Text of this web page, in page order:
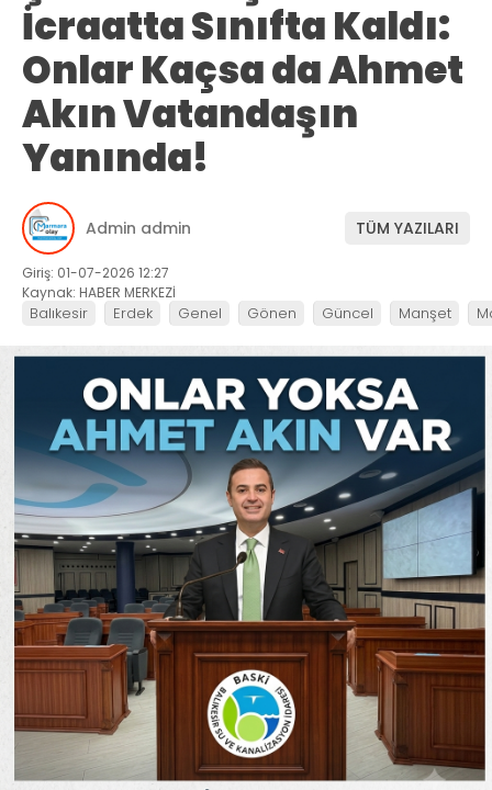
İcraatta Sınıfta Kaldı:
Onlar Kaçsa da Ahmet
Akın Vatandaşın
Yanında!
Admin admin TÜM YAZILARI
Giriş: 01-07-2026 12:27
Kaynak: HABER MERKEZİ
Balıkesir Erdek Genel Gönen Güncel Manşet